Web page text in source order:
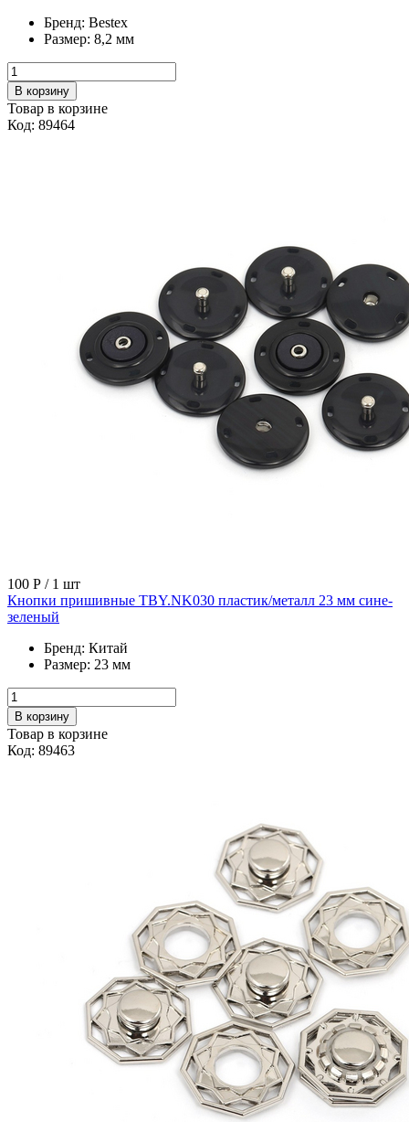
Бренд: Bestex
Размер: 8,2 мм
В корзину
Товар в корзине
Код: 89464
100 Р / 1 шт
Кнопки пришивные TBY.NK030 пластик/металл 23 мм сине-
зеленый
Бренд: Китай
Размер: 23 мм
В корзину
Товар в корзине
Код: 89463